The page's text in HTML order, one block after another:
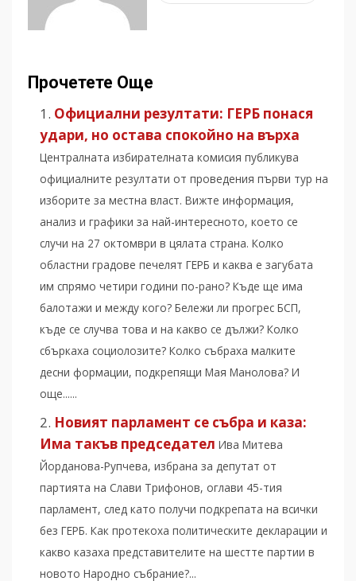
Прочетете Още
Официални резултати: ГЕРБ понася
удари, но остава спокойно на върха
Централната избирателната комисия публикува
официалните резултати от проведения първи тур на
изборите за местна власт. Вижте информация,
анализ и графики за най-интересното, което се
случи на 27 октомври в цялата страна. Колко
областни градове печелят ГЕРБ и каква е загубата
им спрямо четири години по-рано? Къде ще има
балотажи и между кого? Бележи ли прогрес БСП,
къде се случва това и на какво се дължи? Колко
сбъркаха социолозите? Колко събраха малките
десни формации, подкрепящи Мая Манолова? И
още......
Новият парламент се събра и каза:
Има такъв председател Ива Митева
Йорданова-Рупчева, избрана за депутат от
партията на Слави Трифонов, оглави 45-тия
парламент, след като получи подкрепата на всички
без ГЕРБ. Как протекоха политическите декларации и
какво казаха представителите на шестте партии в
новото Народно събрание?...